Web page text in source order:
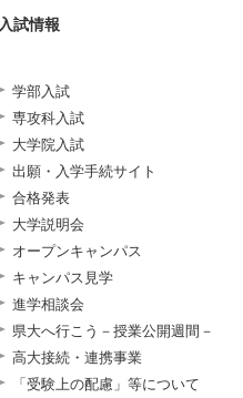
入試情報
学部入試
専攻科入試
大学院入試
出願・入学手続サイト
合格発表
大学説明会
オープンキャンパス
キャンパス見学
進学相談会
県大へ行こう－授業公開週間－
高大接続・連携事業
「受験上の配慮」等について